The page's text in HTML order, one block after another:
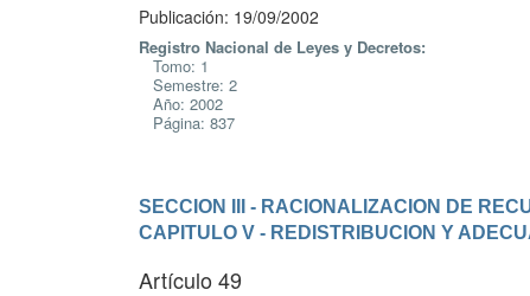
Publicación: 19/09/2002
Registro Nacional de Leyes y Decretos:
Tomo: 1
Semestre: 2
Año: 2002
Página: 837
SECCION III - RACIONALIZACION DE
CAPITULO V - REDISTRIBUCION Y
Artículo 49